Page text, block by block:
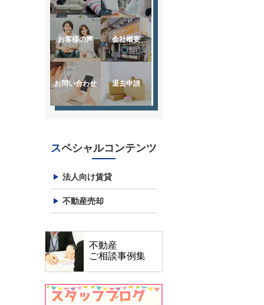
お客様の声 会社概要
お問い合わせ 退去申請
スペシャルコンテンツ
法人向け賃貸
不動産売却
不動産
ご相談事例集